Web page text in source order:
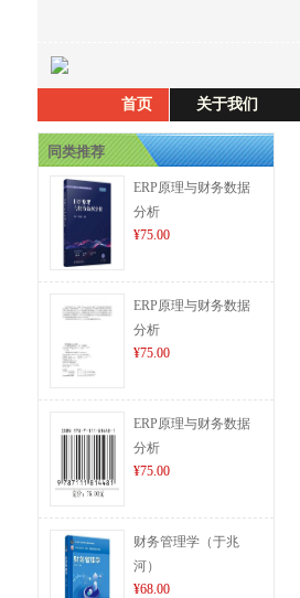
首页 关于我们
同类推荐
ERP原理与财务数据
分析
¥75.00
ERP原理与财务数据
分析
¥75.00
ERP原理与财务数据
分析
¥75.00
财务管理学（于兆
河）
¥68.00